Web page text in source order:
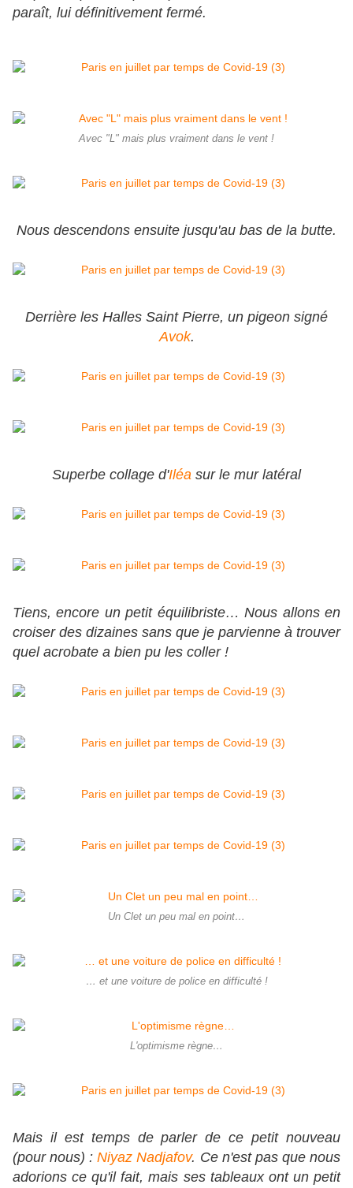
paraît, lui définitivement fermé.
Avec "L" mais plus vraiment dans le vent !
Nous descendons ensuite jusqu'au bas de la butte.
Derrière les Halles Saint Pierre, un pigeon signé
Avok.
Superbe collage d'Iléa sur le mur latéral
Tiens, encore un petit équilibriste… Nous allons en
croiser des dizaines sans que je parvienne à trouver
quel acrobate a bien pu les coller !
Un Clet un peu mal en point…
… et une voiture de police en difficulté !
L'optimisme règne…
Mais il est temps de parler de ce petit nouveau
(pour nous) :Niyaz Nadjafov. Ce n'est pas que nous
adorions ce qu'il fait, mais ses tableaux ont un petit